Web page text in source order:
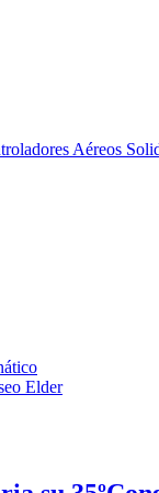
Aéreos
Elder